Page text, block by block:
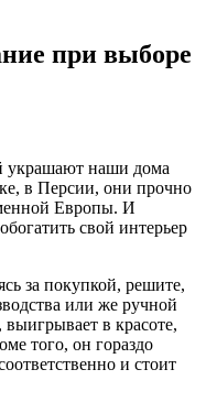
при выборе
украшают наши дома
в Персии, они прочно
Европы. И
свой интерьер
за покупкой, решите,
или же ручной
в красоте,
того, он гораздо
и стоит